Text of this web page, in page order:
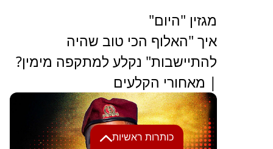
כותרות ראשיות
מגזין "היום"
איך "האלוף הכי טוב שהיה
להתיישבות" נקלע למתקפה מימין?
| מאחורי הקלעים